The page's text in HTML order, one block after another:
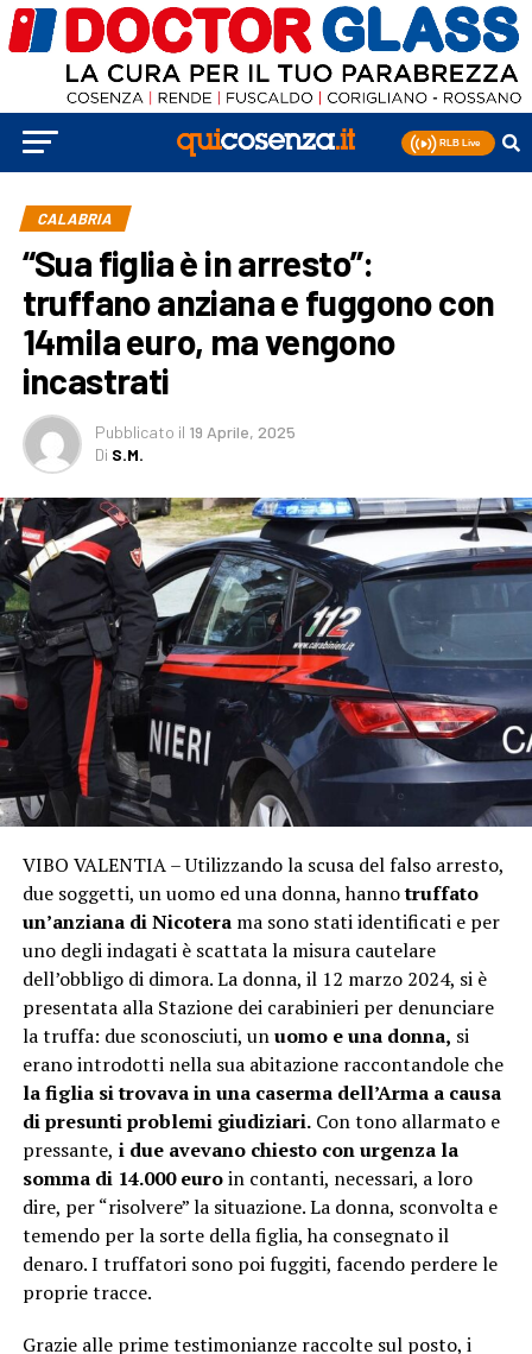
CALABRIA
“Sua figlia è in arresto”:
truffano anziana e fuggono con
14mila euro, ma vengono
incastrati
Pubblicato il 19 Aprile, 2025
Di S.M.
VIBO VALENTIA – Utilizzando la scusa del falso arresto,
due soggetti, un uomo ed una donna, hannotruffato
un’anziana di Nicoterama sono stati identificati e per
uno degli indagati è scattata la misura cautelare
dell’obbligo di dimora. La donna, il 12 marzo 2024, si è
presentata alla Stazione dei carabinieri per denunciare
la truffa: due sconosciuti, unuomo e una donna, si
erano introdotti nella sua abitazione raccontandole che
la figlia si trovava in una caserma dell’Arma a causa
di presunti problemi giudiziari.Con tono allarmato e
pressante, i due avevano chiesto con urgenza la
somma di 14.000 euroin contanti, necessari, a loro
dire, per “risolvere” la situazione. La donna, sconvolta e
temendo per la sorte della figlia, ha consegnato il
denaro. I truffatori sono poi fuggiti, facendo perdere le
proprie tracce.
Grazie alle prime testimonianze raccolte sul posto, i